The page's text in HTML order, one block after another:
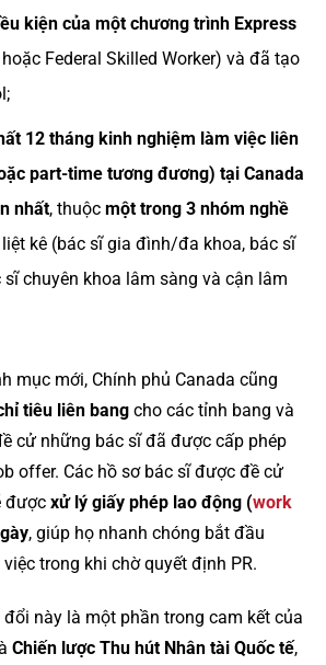
kiện của một chương trình Express
Federal Skilled Worker) và đã tạo
12 tháng kinh nghiệm làm việc liên
part-time tương đương) tại Canada
nhất, thuộc một trong 3 nhóm nghề
kê (bác sĩ gia đình/đa khoa, bác sĩ
sĩ chuyên khoa lâm sàng và cận lâm
mục mới, Chính phủ Canada cũng
tiêu liên bang cho các tỉnh bang và
cử những bác sĩ đã được cấp phép
offer. Các hồ sơ bác sĩ được đề cử
được xử lý giấy phép lao động (work
, giúp họ nhanh chóng bắt đầu
trong khi chờ quyết định PR.
này là một phần trong cam kết của
Chiến lược Thu hút Nhân tài Quốc tế,